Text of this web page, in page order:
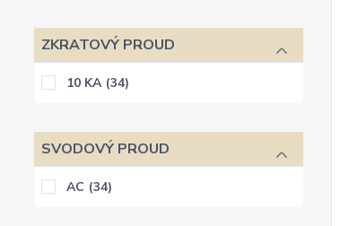
ZKRATOVÝ PROUD
10 KA (34)
SVODOVÝ PROUD
AC (34)